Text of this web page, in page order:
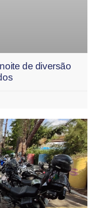
de diversão